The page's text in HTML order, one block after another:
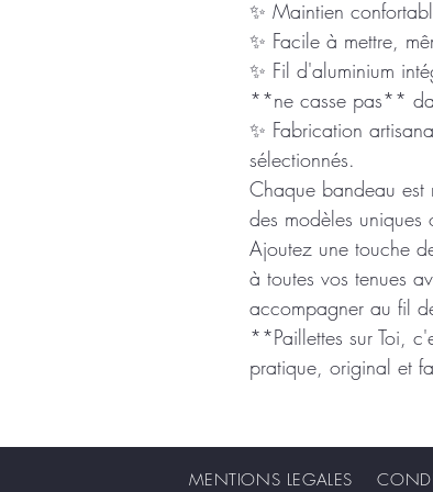
✨ Maintien
✨ Facile à mettre,
✨ Fil d'aluminium
**ne casse pas**
✨ Fabrication
sélectionnés.
Chaque bandeau est
des modèles uniques
Ajoutez une touche
à toutes vos tenues
accompagner au fil
**Paillettes sur Toi,
pratique, original et
MENTIONS LEGALES